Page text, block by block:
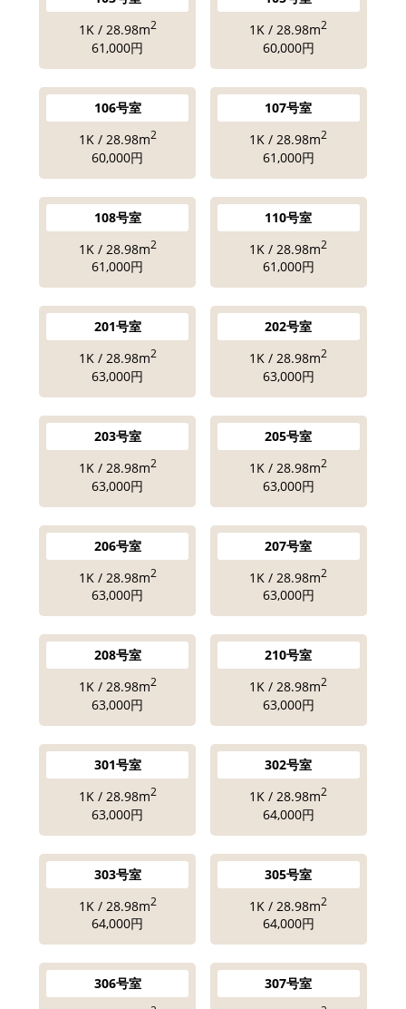
1K / 28.98m2
61,000円
1K / 28.98m2
60,000円
106号室
1K / 28.98m2
60,000円
107号室
1K / 28.98m2
61,000円
108号室
1K / 28.98m2
61,000円
110号室
1K / 28.98m2
61,000円
201号室
1K / 28.98m2
63,000円
202号室
1K / 28.98m2
63,000円
203号室
1K / 28.98m2
63,000円
205号室
1K / 28.98m2
63,000円
206号室
1K / 28.98m2
63,000円
207号室
1K / 28.98m2
63,000円
208号室
1K / 28.98m2
63,000円
210号室
1K / 28.98m2
63,000円
301号室
1K / 28.98m2
63,000円
302号室
1K / 28.98m2
64,000円
303号室
1K / 28.98m2
64,000円
305号室
1K / 28.98m2
64,000円
306号室
307号室